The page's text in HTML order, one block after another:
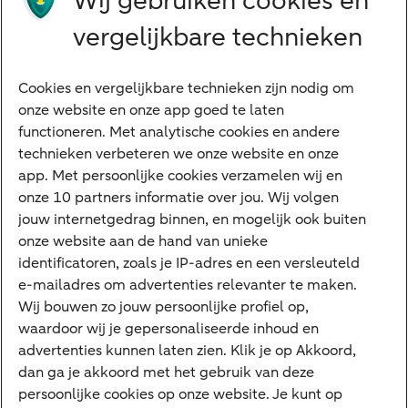
Diensten
VraagHugo
Corporate Finance
Tikkie zakelijk
Cyber Veilig & Zeker
Private Banking
Interessant
Sectoren & trends
Ondernemersverhalen
Valutacentrum
vergelijkbare technieken
Cookies en vergelijkbare technieken zijn nodig om
onze website en onze app goed te laten
functioneren. Met analytische cookies en andere
technieken verbeteren we onze website en onze
app. Met persoonlijke cookies verzamelen wij en
onze 10 partners informatie over jou. Wij volgen
jouw internetgedrag binnen, en mogelijk ook buiten
onze website aan de hand van unieke
identificatoren, zoals je IP-adres en een versleuteld
e-mailadres om advertenties relevanter te maken.
Wij bouwen zo jouw persoonlijke profiel op,
waardoor wij je gepersonaliseerde inhoud en
advertenties kunnen laten zien. Klik je op Akkoord,
dan ga je akkoord met het gebruik van deze
persoonlijke cookies op onze website. Je kunt op